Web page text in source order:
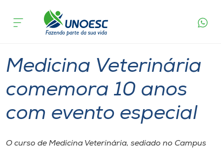
Cursos
Atendimento ao Estudante
Portal de Ensino
acontece
Medicina Veterinária
comemora 10 anos
com evento especial
O curso de Medicina Veterinária, sediado no Campus